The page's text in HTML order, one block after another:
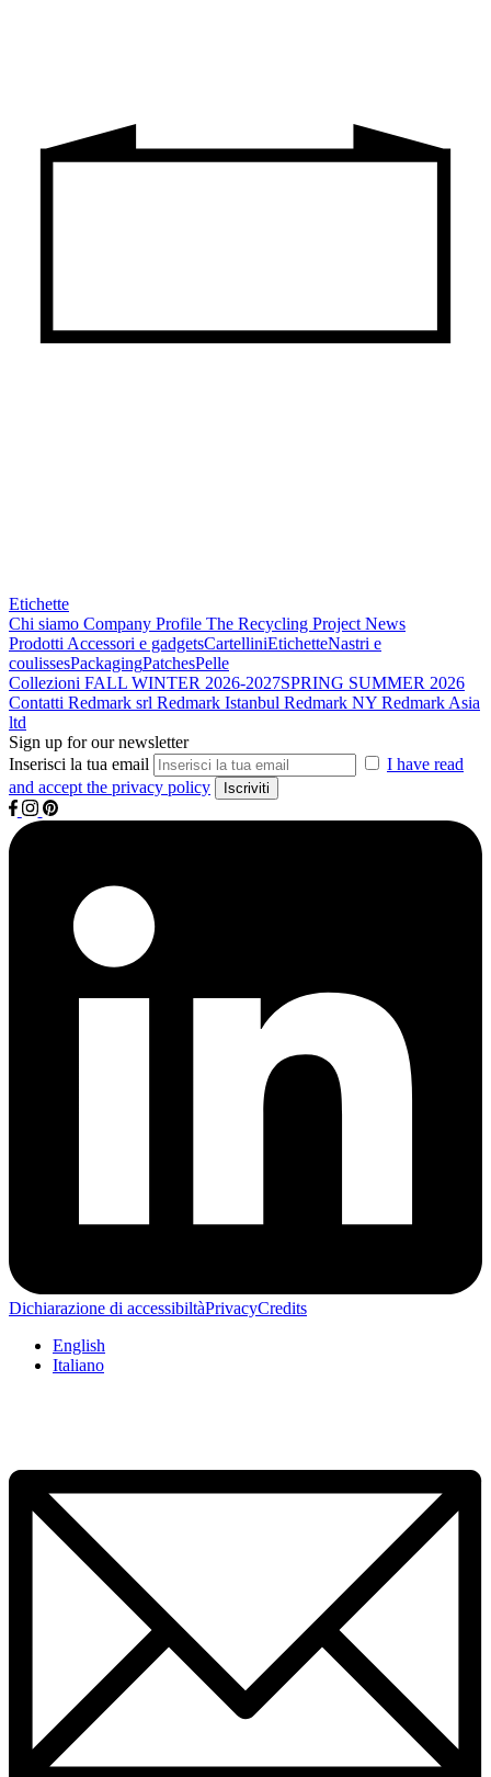
Etichette
Chi siamo Company Profile The Recycling Project News
Prodotti Accessori e gadgetsCartelliniEtichetteNastri e
coulissesPackagingPatchesPelle
Collezioni FALL WINTER 2026-2027SPRING SUMMER 2026
Contatti Redmark srl Redmark Istanbul Redmark NY Redmark Asia
ltd
Sign up for our newsletter
Inserisci la tua email
I have read
and accept the privacy policy
Dichiarazione di accessibiltàPrivacyCredits
English
Italiano